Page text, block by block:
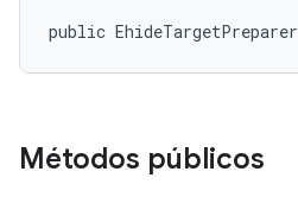
public
Métodos públicos